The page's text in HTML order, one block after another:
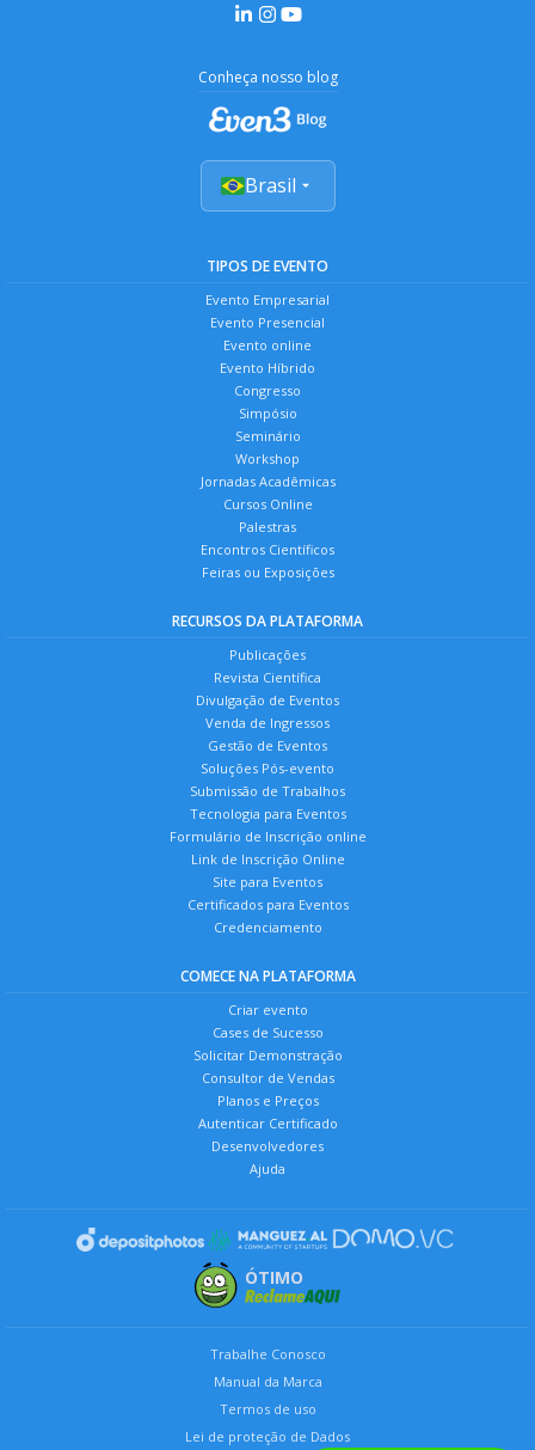
Conheça nosso blog
Brasil
TIPOS DE EVENTO
Evento Empresarial
Evento Presencial
Evento online
Evento Híbrido
Congresso
Simpósio
Seminário
Workshop
Jornadas Acadêmicas
Cursos Online
Palestras
Encontros Científicos
Feiras ou Exposições
RECURSOS DA PLATAFORMA
Publicações
Revista Científica
Divulgação de Eventos
Venda de Ingressos
Gestão de Eventos
Soluções Pós-evento
Submissão de Trabalhos
Tecnologia para Eventos
Formulário de Inscrição online
Link de Inscrição Online
Site para Eventos
Certificados para Eventos
Credenciamento
COMECE NA PLATAFORMA
Criar evento
Cases de Sucesso
Solicitar Demonstração
Consultor de Vendas
Planos e Preços
Autenticar Certificado
Desenvolvedores
Ajuda
ÓTIMO
Trabalhe Conosco
Manual da Marca
Termos de uso
Lei de proteção de Dados